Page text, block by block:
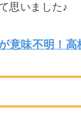
思いました♪
意味不明！高